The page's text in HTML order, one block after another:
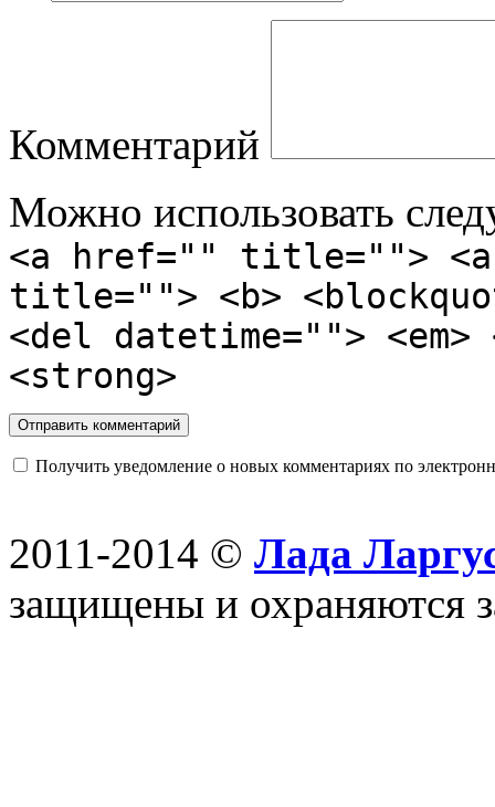
Комментарий
Можно использовать
<a href="" title="">
title=""> <b>
<del datetime="">
<strong>
Получить уведомление о новых комментариях по
2011-2014 © Лада
защищены и охраняются